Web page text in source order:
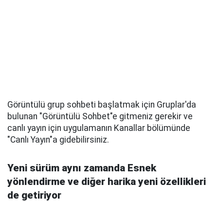
Görüntülü grup sohbeti başlatmak için Gruplar'da
bulunan "Görüntülü Sohbet"e gitmeniz gerekir ve
canlı yayın için uygulamanın Kanallar bölümünde
"Canlı Yayın"a gidebilirsiniz.
Yeni sürüm aynı zamanda Esnek
yönlendirme ve diğer harika yeni özellikleri
de getiriyor